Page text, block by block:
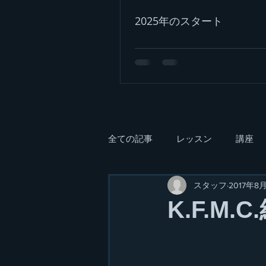
2025年のスタート
全ての記事 レッスン 講座
スタッフ 2017年8